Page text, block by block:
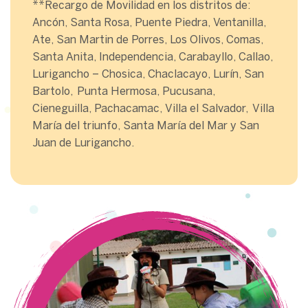
**Recargo de Movilidad en los distritos de:
Ancón, Santa Rosa, Puente Piedra, Ventanilla,
Ate, San Martin de Porres, Los Olivos, Comas,
Santa Anita, Independencia, Carabayllo, Callao,
Lurigancho – Chosica, Chaclacayo, Lurín, San
Bartolo, Punta Hermosa, Pucusana,
Cieneguilla, Pachacamac, Villa el Salvador, Villa
María del triunfo, Santa María del Mar y San
Juan de Lurigancho.